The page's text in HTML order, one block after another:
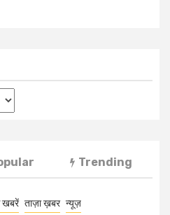
Trending
खबरें ताज़ा ख़बर न्यूज़